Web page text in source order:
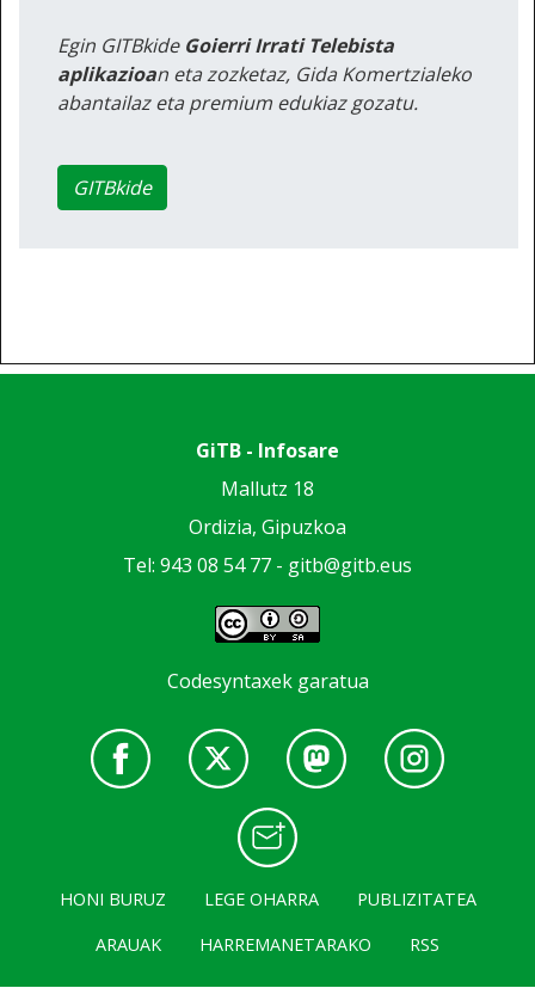
Egin GITBkide Goierri Irrati Telebista
aplikazioan eta zozketaz, Gida Komertzialeko
abantailaz eta premium edukiaz gozatu.
GITBkide
GiTB - Infosare
Mallutz 18
Ordizia, Gipuzkoa
Tel: 943 08 54 77 - gitb@gitb.eus
Codesyntaxek garatua
HONI BURUZ LEGE OHARRA
PUBLIZITATEA
ARAUAK
HARREMANETARAKO RSS